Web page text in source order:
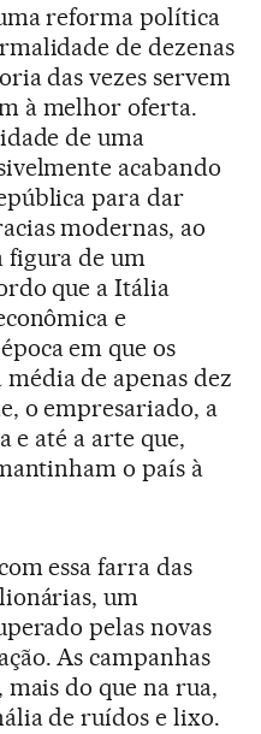
reforma política
de dezenas
das vezes servem
à melhor oferta.
de uma
acabando
para dar
modernas, ao
figura de um
que a Itália
e
em que os
de apenas dez
o empresariado, a
e até a arte que,
o país à
essa farra das
um
pelas novas
As campanhas
mais do que na rua,
de ruídos e lixo.